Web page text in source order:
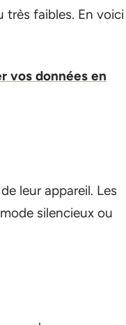
très faibles. En voici
vos données en
leur appareil. Les
silencieux ou